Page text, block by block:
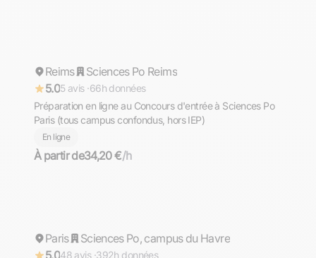
Répond rapidement
Reims
Sciences Po Reims
5.05 avis ·66h données
Préparation en ligne au Concours d'entrée à Sciences Po
Paris (tous campus confondus, hors IEP)
En ligne
À partir de34,20 €/h
Répond rapidement
Paris
Sciences Po, campus du Havre
5.048 avis ·392h données